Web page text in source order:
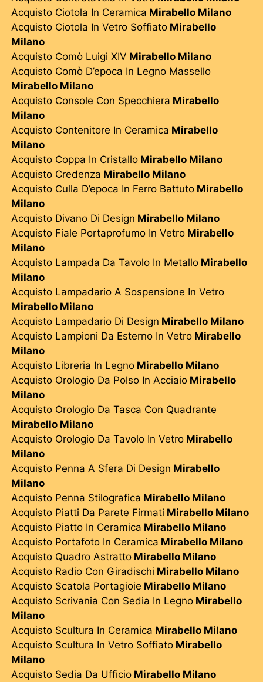
Acquisto Ciotola In Ceramica Mirabello Milano
Acquisto Ciotola In Vetro Soffiato Mirabello
Milano
Acquisto Comò Luigi XIV Mirabello Milano
Acquisto Comò D’epoca In Legno Massello
Mirabello Milano
Acquisto Console Con Specchiera Mirabello
Milano
Acquisto Contenitore In Ceramica Mirabello
Milano
Acquisto Coppa In Cristallo Mirabello Milano
Acquisto Credenza Mirabello Milano
Acquisto Culla D’epoca In Ferro Battuto Mirabello
Milano
Acquisto Divano Di Design Mirabello Milano
Acquisto Fiale Portaprofumo In Vetro Mirabello
Milano
Acquisto Lampada Da Tavolo In Metallo Mirabello
Milano
Acquisto Lampadario A Sospensione In Vetro
Mirabello Milano
Acquisto Lampadario Di Design Mirabello Milano
Acquisto Lampioni Da Esterno In Vetro Mirabello
Milano
Acquisto Libreria In Legno Mirabello Milano
Acquisto Orologio Da Polso In Acciaio Mirabello
Milano
Acquisto Orologio Da Tasca Con Quadrante
Mirabello Milano
Acquisto Orologio Da Tavolo In Vetro Mirabello
Milano
Acquisto Penna A Sfera Di Design Mirabello
Milano
Acquisto Penna Stilografica Mirabello Milano
Acquisto Piatti Da Parete Firmati Mirabello Milano
Acquisto Piatto In Ceramica Mirabello Milano
Acquisto Portafoto In Ceramica Mirabello Milano
Acquisto Quadro Astratto Mirabello Milano
Acquisto Radio Con Giradischi Mirabello Milano
Acquisto Scatola Portagioie Mirabello Milano
Acquisto Scrivania Con Sedia In Legno Mirabello
Milano
Acquisto Scultura In Ceramica Mirabello Milano
Acquisto Scultura In Vetro Soffiato Mirabello
Milano
Acquisto Sedia Da Ufficio Mirabello Milano